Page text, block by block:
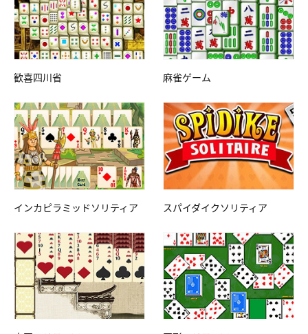
歓喜四川省 麻雀ゲーム
インカピラミッドソリティア スパイダイクソリティア